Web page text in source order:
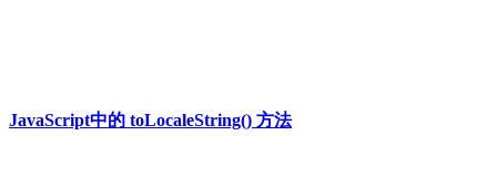
JavaScript中的 toLocaleString() 方法